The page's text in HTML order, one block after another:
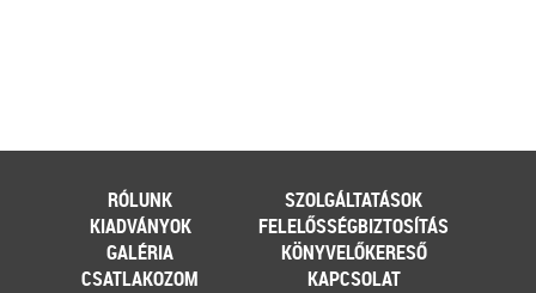
RÓLUNK
SZOLGÁLTATÁSOK
KIADVÁNYOK
FELELŐSSÉGBIZTOSÍTÁS
GALÉRIA
KÖNYVELŐKERESŐ
CSATLAKOZOM
KAPCSOLAT